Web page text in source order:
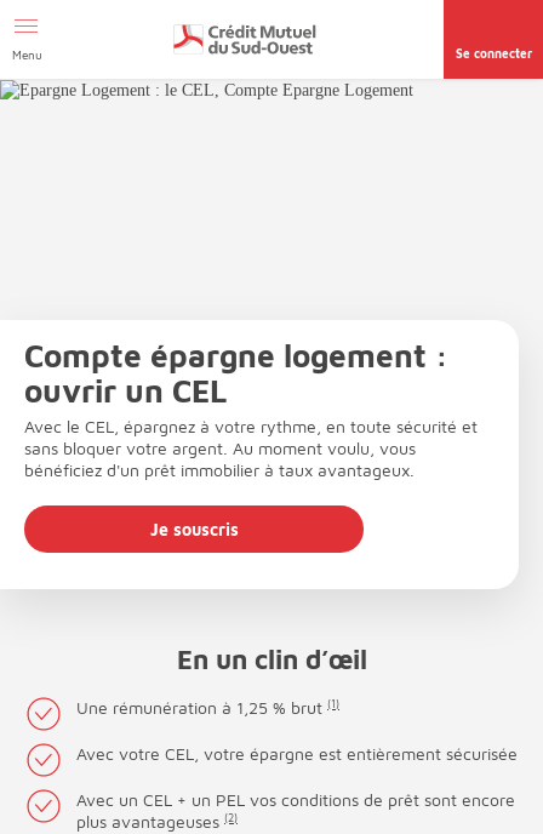
page accessibilité
Menu Se connecter
Compte épargne logement :
ouvrir un CEL
Avec le CEL, épargnez à votre rythme, en toute sécurité et
sans bloquer votre argent. Au moment voulu, vous
bénéficiez d'un prêt immobilier à taux avantageux.
Je souscris
En un clin d’œil
Une rémunération à 1,25 % brut (1)
Avec votre CEL, votre épargne est entièrement sécurisée
Avec un CEL + un PEL vos conditions de prêt sont encore
plus avantageuses (2)